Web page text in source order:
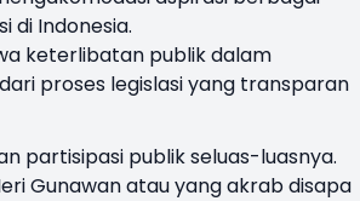
di Indonesia.
keterlibatan publik dalam
proses legislasi yang transparan
partisipasi publik seluas-luasnya.
Gunawan atau yang akrab disapa